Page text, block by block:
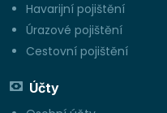
Havarijní pojištění
Úrazové pojištění
Cestovní pojištění
Účty